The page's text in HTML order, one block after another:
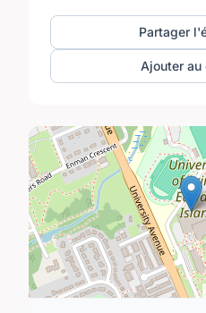
Partager
Ajouter au